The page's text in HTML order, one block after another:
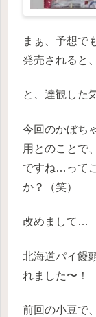
まぁ、予想で
発売されると
と、達観した
今回のかぼち
用とのことで
ですね…って
か？（笑）
改めまして…
北海道パイ饅
れました〜！
前回の小豆で